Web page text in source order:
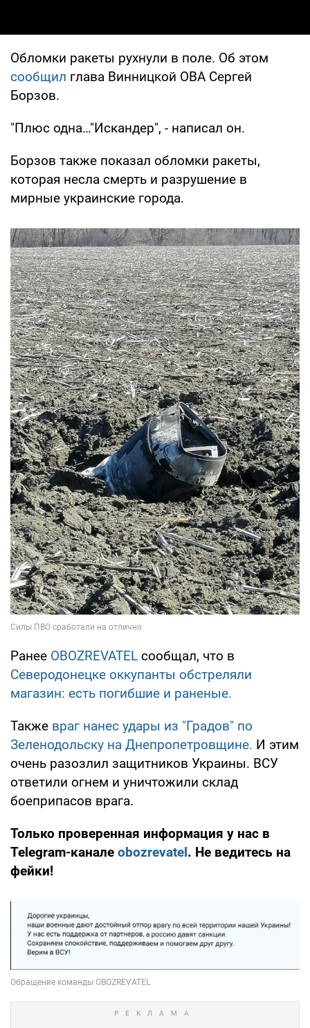
Обломки ракеты рухнули в поле. Об этом
сообщил глава Винницкой ОВА Сергей
Борзов.
"Плюс одна…"Искандер", - написал он.
Борзов также показал обломки ракеты,
которая несла смерть и разрушение в
мирные украинские города.
Ранее OBOZREVATEL сообщал, что в
Северодонецке оккупанты обстреляли
магазин: есть погибшие и раненые.
Также враг нанес удары из "Градов" по
Зеленодольску на Днепропетровщине. И этим
очень разозлил защитников Украины. ВСУ
ответили огнем и уничтожили склад
боеприпасов врага.
Только проверенная информация у нас в
Telegram-канале obozrevatel. Не ведитесь на
фейки!